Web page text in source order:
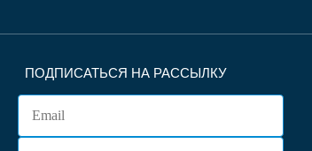
ПОДПИСАТЬСЯ НА РАССЫЛКУ